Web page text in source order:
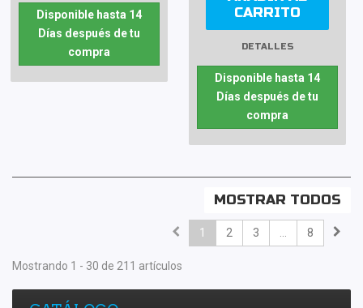
Disponible hasta 14
Días después de tu
compra
CARRITO
DETALLES
Disponible hasta 14
Días después de tu
compra
MOSTRAR TODOS
1 2 3 8
Mostrando 1 - 30 de 211 artículos